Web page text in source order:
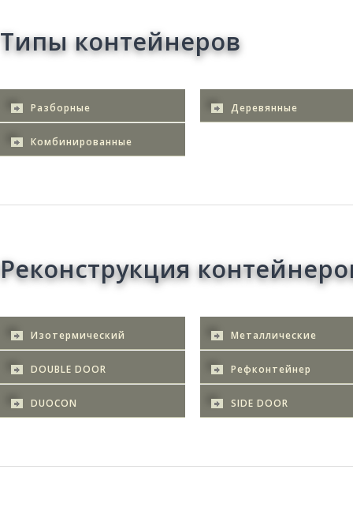
Типы контейнеров
Разборные Деревянные
Комбинированные
Реконструкция
Изотермический Металлические
DOUBLE DOOR Рефконтейнер
DUOCON SIDE DOOR